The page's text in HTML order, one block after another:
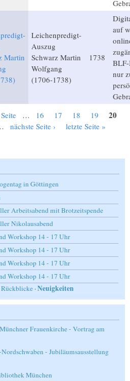
Martin
Leichenpredigt-
Auszug
Schwarz Martin
Wolfgang
(1706-1738)
1738
auf
nur
… 16 17 18 19 20
nächste Seite ›
letzte Seite »
in Göttingen
Arbeitsabend mit Brotzeitspende
Nikolausabend
Workshop 14 - 17 Uhr
Workshop 14 - 17 Uhr
Workshop 14 - 17 Uhr
Workshop 14 - 17 Uhr
Rückblicke ·Neuigkeiten
Frauenkirche - Vortrag am
- Jubiläumsausstellung
München